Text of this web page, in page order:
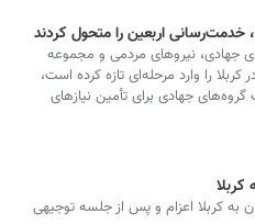
اربعین را متحول کردند
جهادی، نیروهای مردمی و مجموعه
را وارد مرحله‌ای تازه کرده است،
جهادی برای تأمین نیازهای
کربلا اعزام و پس از جلسه توجیهی